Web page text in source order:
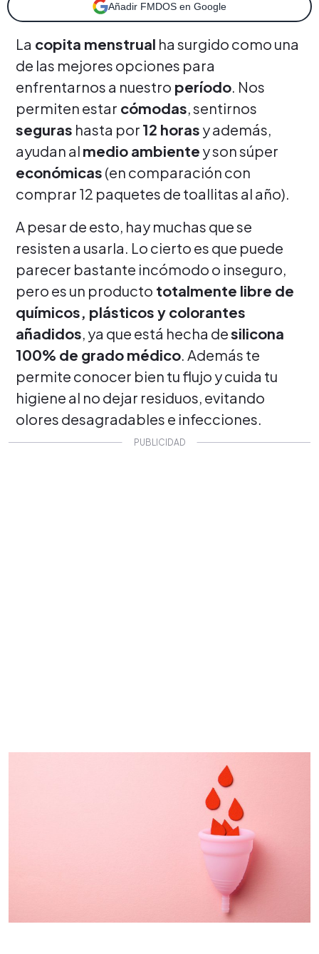
Añadir FMDOS en Google
La copita menstrual ha surgido como una
de las mejores opciones para
enfrentarnos a nuestro período. Nos
permiten estar cómodas, sentirnos
seguras hasta por 12 horas y además,
ayudan al medio ambiente y son súper
económicas (en comparación con
comprar 12 paquetes de toallitas al año).
A pesar de esto, hay muchas que se
resisten a usarla. Lo cierto es que puede
parecer bastante incómodo o inseguro,
pero es un producto totalmente libre de
químicos, plásticos y colorantes
añadidos, ya que está hecha desilicona
100% de grado médico. Además te
permite conocer bien tu flujo y cuida tu
higiene al no dejar residuos, evitando
olores desagradables e infecciones.